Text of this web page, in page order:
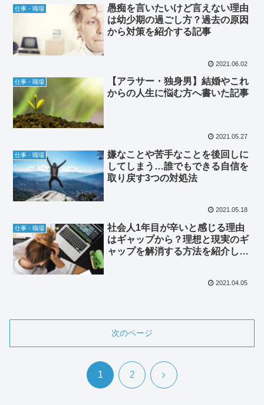
仕事・職場
愚痴を言いたいけど言えない理由
は幼少期の過ごし方？過去の原因
から対策を紹介する記事
2021.06.02
仕事・職場
【アラサー・独身男】結婚やこれ
からの人生に悩む方へ書いた記事
2021.05.27
仕事・職場
嫌なことや苦手なことを後回しに
してしまう…誰でもできる自信を
取り戻す3つの対処法
2021.05.18
仕事・職場
社会人1年目が辛いと感じる理由
はギャップから？理想と現実のギ
ャップを解消する方法を紹介しま
2021.04.05
次のページ
1 2 次